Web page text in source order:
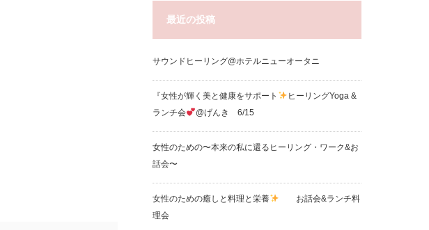
最近の投稿
サウンドヒーリング@ホテルニューオータニ
『女性が輝く美と健康をサポート
ヒーリングYoga &
ランチ会
@げんき 6/15
女性のための〜本来の私に還るヒーリング・ワーク&お
話会〜
女性のための癒しと料理と栄養
お話会&ランチ料
理会